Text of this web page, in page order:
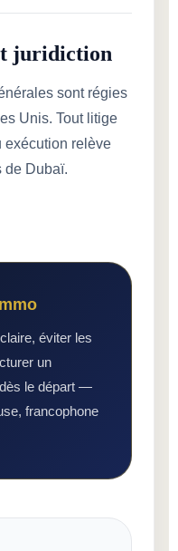
juridiction
sont régies
Unis. Tout litige
exécution relève
de Dubaï.
éviter les
un
le départ —
francophone